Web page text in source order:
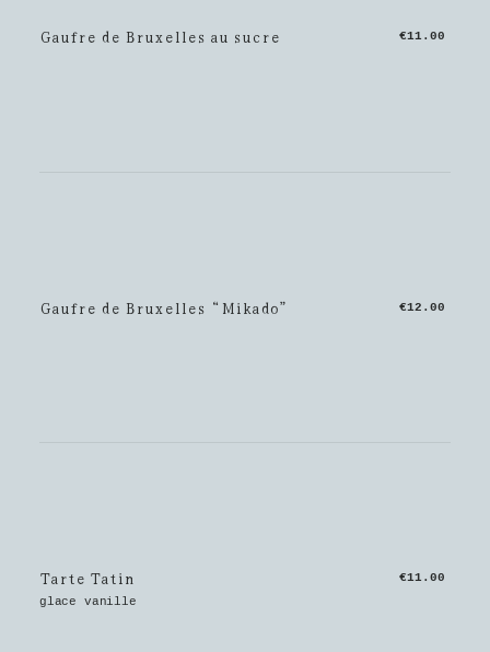
Gaufre de Bruxelles au sucre €11.00
Gaufre de Bruxelles “Mikado” €12.00
Tarte Tatin
glace vanille
€11.00